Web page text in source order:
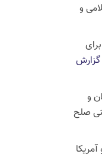
و
گزارش
و
صلح